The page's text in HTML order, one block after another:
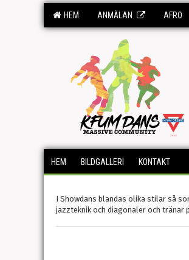
HEM ANMÄLAN AFRO
HEM BILDGALLERI KONTAKT
I Showdans blandas olika stilar så
jazzteknik och diagonaler och tränar